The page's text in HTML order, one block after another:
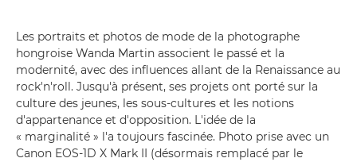
Les portraits et photos de mode de la photographe
hongroise Wanda Martin associent le passé et la
modernité, avec des influences allant de la Renaissance au
rock'n'roll. Jusqu'à présent, ses projets ont porté sur la
culture des jeunes, les sous-cultures et les notions
d'appartenance et d'opposition. L'idée de la
« marginalité » l'a toujours fascinée. Photo prise avec un
Canon EOS-1D X Mark II (désormais remplacé par le